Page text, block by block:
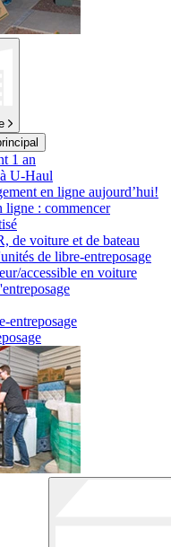
1 an
U-Haul
en ligne aujourd’hui!
ligne : commencer
de voiture et de bateau
de libre-entreposage
accessible en voiture
entreposage